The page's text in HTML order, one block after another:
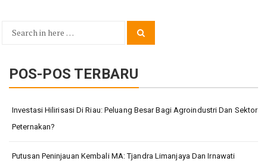
Search
POS-POS TERBARU
Investasi Hilirisasi Di Riau: Peluang Besar Bagi Agroindustri Dan Sektor
Peternakan?
Putusan Peninjauan Kembali MA: Tjandra Limanjaya Dan Irnawati